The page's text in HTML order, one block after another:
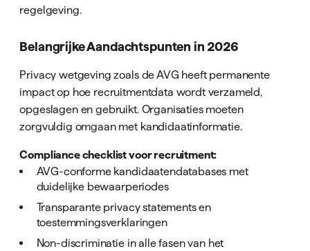
regelgeving.
Belangrijke Aandachtspunten in 2026
Privacy wetgeving zoals de AVG heeft permanente
impact op hoe recruitmentdata wordt verzameld,
opgeslagen en gebruikt. Organisaties moeten
zorgvuldig omgaan met kandidaatinformatie.
Compliance checklist voor recruitment:
AVG-conforme kandidaatendatabases met
duidelijke bewaarperiodes
Transparante privacy statements en
toestemmingsverklaringen
Non-discriminatie in alle fasen van het